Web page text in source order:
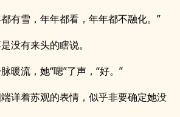
有雪，年年都看，年年都不融化。”
没有来头的瞎说。
暖流，她“嗯”了声，“好。”
详着苏观的表情，似乎非要确定她没